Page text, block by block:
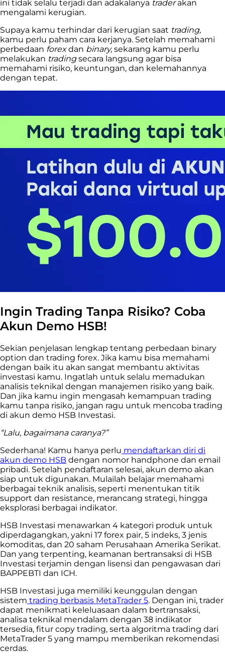
ini tidak selalu terjadi dan adakalanya traderakan
mengalami kerugian.
Supaya kamu terhindar dari kerugian saat trading,
kamu perlu paham cara kerjanya. Setelah memahami
perbedaan forexdan binary, sekarang kamu perlu
melakukan tradingsecara langsung agar bisa
memahami risiko, keuntungan, dan kelemahannya
dengan tepat.
Ingin Trading Tanpa Risiko? Coba
Akun Demo HSB!
Sekian penjelasan lengkap tentang perbedaan binary
option dan trading forex. Jika kamu bisa memahami
dengan baik itu akan sangat membantu aktivitas
investasi kamu. Ingatlah untuk selalu memadukan
analisis teknikal dengan manajemen risiko yang baik.
Dan jika kamu ingin mengasah kemampuan trading
kamu tanpa risiko, jangan ragu untuk mencoba trading
di akun demo HSB Investasi.
“Lalu, bagaimana caranya?”
Sederhana! Kamu hanya perlu mendaftarkan diri di
akun demo HSB dengan nomor handphone dan email
pribadi. Setelah pendaftaran selesai, akun demo akan
siap untuk digunakan. Mulailah belajar memahami
berbagai teknik analisis, seperti menentukan titik
support dan resistance, merancang strategi, hingga
eksplorasi berbagai indikator.
HSB Investasi menawarkan 4 kategori produk untuk
diperdagangkan, yakni 17 forex pair, 5 indeks, 3 jenis
komoditas, dan 20 saham Perusahaan Amerika Serikat.
Dan yang terpenting, keamanan bertransaksi di HSB
Investasi terjamin dengan lisensi dan pengawasan dari
BAPPEBTI dan ICH.
HSB Investasi juga memiliki keunggulan dengan
sistem trading berbasis MetaTrader 5. Dengan ini, trader
dapat menikmati keleluasaan dalam bertransaksi,
analisa teknikal mendalam dengan 38 indikator
tersedia, fitur copy trading, serta algoritma trading dari
MetaTrader 5 yang mampu memberikan rekomendasi
cerdas.